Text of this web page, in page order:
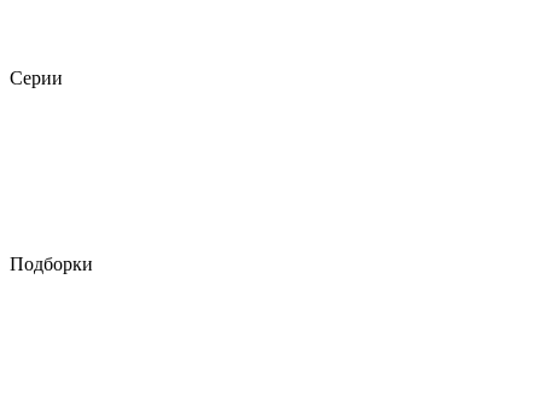
Серии
Подборки